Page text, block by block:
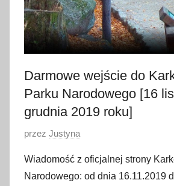
Darmowe wejście do
Parku Narodowego [16
grudnia 2019 roku]
O
u
b
przez Justyna
Wiadomość z oficjalnej strony
Narodowego: od dnia 16.11.2019